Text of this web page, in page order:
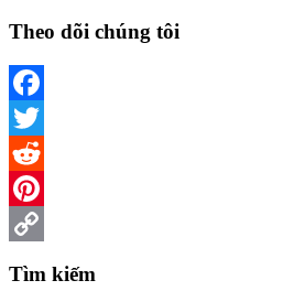
Theo dõi chúng tôi
Facebook
Twitter
Reddit
Pinterest
Tìm kiếm